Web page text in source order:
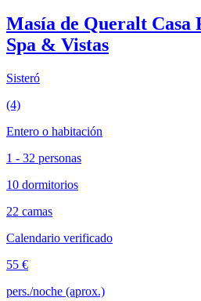
Masía de Queralt
Spa & Vistas
Sisteró
(4)
Entero o habitación
1 - 32 personas
10 dormitorios
22 camas
Calendario verificado
55 €
pers./noche (aprox.)